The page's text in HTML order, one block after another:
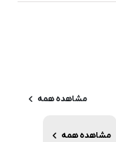
مشاهده همه
مشاهده همه